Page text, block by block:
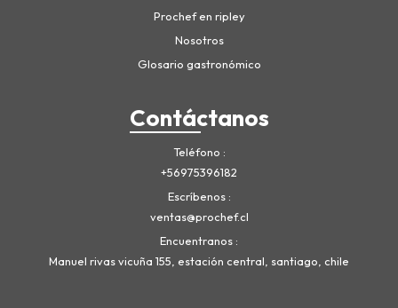
Prochef en ripley
Nosotros
Glosario gastronómico
Contáctanos
Teléfono
+56975396182
Escríbenos
ventas@prochef.cl
Encuentranos
Manuel rivas vicuña 155, estación central, santiago, chile